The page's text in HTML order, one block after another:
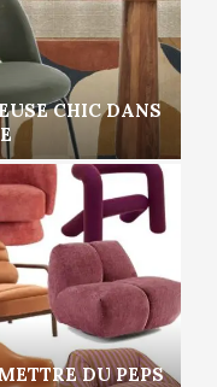
CHIC DANS
DU PEPS